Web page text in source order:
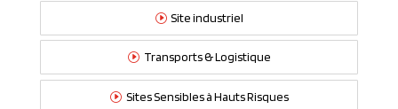
Site industriel
Transports & Logistique
Sites Sensibles à Hauts Risques